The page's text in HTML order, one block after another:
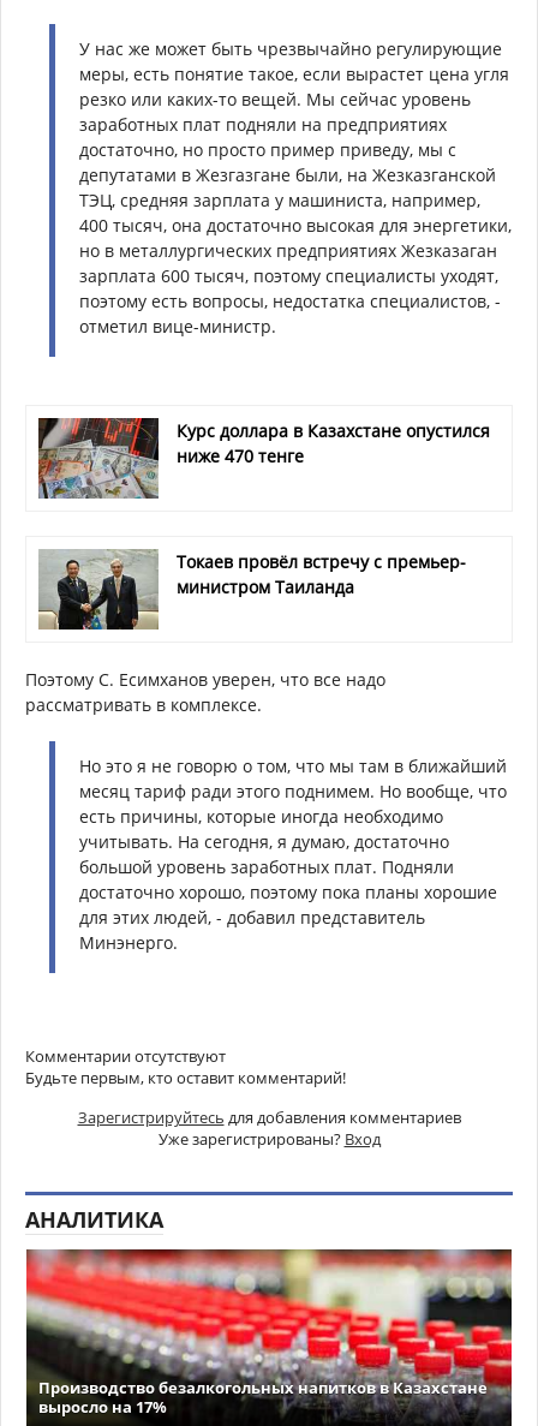
У нас же может быть чрезвычайно регулирующие
меры, есть понятие такое, если вырастет цена угля
резко или каких-то вещей. Мы сейчас уровень
заработных плат подняли на предприятиях
достаточно, но просто пример приведу, мы с
депутатами в Жезгазгане были, на Жезказганской
ТЭЦ, средняя зарплата у машиниста, например,
400 тысяч, она достаточно высокая для энергетики,
но в металлургических предприятиях Жезказаган
зарплата 600 тысяч, поэтому специалисты уходят,
поэтому есть вопросы, недостатка специалистов, -
отметил вице-министр.
Курс доллара в Казахстане опустился
ниже 470 тенге
Токаев провёл встречу с премьер-
министром Таиланда
Поэтому С. Есимханов уверен, что все надо
рассматривать в комплексе.
Но это я не говорю о том, что мы там в ближайший
месяц тариф ради этого поднимем. Но вообще, что
есть причины, которые иногда необходимо
учитывать. На сегодня, я думаю, достаточно
большой уровень заработных плат. Подняли
достаточно хорошо, поэтому пока планы хорошие
для этих людей, - добавил представитель
Минэнерго.
Комментарии отсутствуют
Будьте первым, кто оставит комментарий!
Зарегистрируйтесь для добавления комментариев
Уже зарегистрированы? Вход
АНАЛИТИКА
Производство безалкогольных напитков в Казахстане
выросло на 17%